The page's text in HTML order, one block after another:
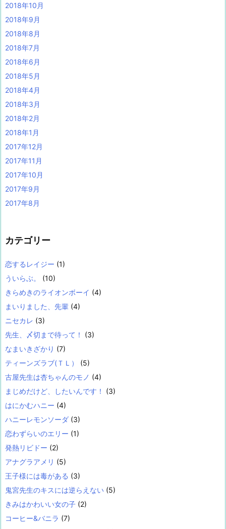
2018年10月
2018年9月
2018年8月
2018年7月
2018年6月
2018年5月
2018年4月
2018年3月
2018年2月
2018年1月
2017年12月
2017年11月
2017年10月
2017年9月
2017年8月
カテゴリー
恋するレイジー (1)
ういらぶ。
(10)
きらめきのライオンボーイ (4)
まいりました、先輩 (4)
ニセカレ (3)
先生、〆切まで待って！
(3)
なまいきざかり (7)
ティーンズラブ(ＴＬ）
(5)
古屋先生は杏ちゃんのモノ (4)
まじめだけど、したいんです！
(3)
はにかむハニー (4)
ハニーレモンソーダ (3)
恋わずらいのエリー (1)
発熱リビドー (2)
アナグラアメリ (5)
王子様には毒がある (3)
鬼宮先生のキスには逆らえない (5)
きみはかわいい女の子 (2)
コーヒー&バニラ (7)